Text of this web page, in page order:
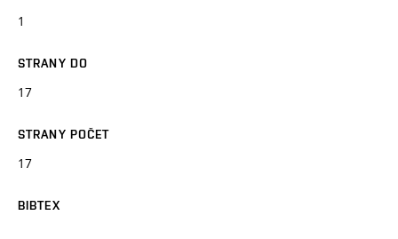
1
STRANY DO
17
STRANY POČET
17
BIBTEX